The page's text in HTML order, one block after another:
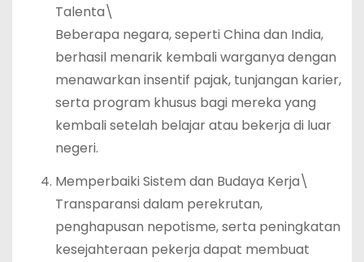
Talenta\
Beberapa negara, seperti China dan India,
berhasil menarik kembali warganya dengan
menawarkan insentif pajak, tunjangan karier,
serta program khusus bagi mereka yang
kembali setelah belajar atau bekerja di luar
negeri.
Memperbaiki Sistem dan Budaya Kerja\
Transparansi dalam perekrutan,
penghapusan nepotisme, serta peningkatan
kesejahteraan pekerja dapat membuat